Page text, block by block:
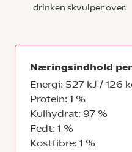
drinken skvulper over.
Næringsindhold
Energi: 527 kJ / 126
Protein: 1 %
Kulhydrat: 97 %
Fedt: 1 %
Kostfibre: 1 %